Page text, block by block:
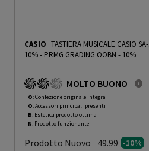
CASIO TASTIERA MUSICALE CASIO
10%- PRMG GRADING OOBN - 10%
MOLTO BUONO
O: Confezione originale integra
O: Accessori principali presenti
B: Estetica prodotto ottima
N: Prodotto funzionante
Prodotto Nuovo 49.99 -10%